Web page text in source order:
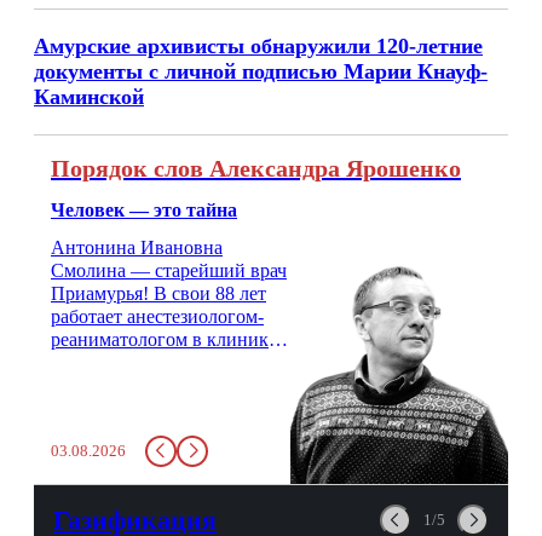
Амурские архивисты обнаружили 120-летние
документы с личной подписью Марии Кнауф-
Каминской
Порядок слов Александра Ярошенко
Человек — это тайна
Антонина Ивановна
Смолина — старейший врач
Приамурья! В свои 88 лет
работает анестезиологом-
реаниматологом в клинике
стажем о жизни, смерти
душе и духе. Откровенно о
03.08.2026
Газификация 1/5